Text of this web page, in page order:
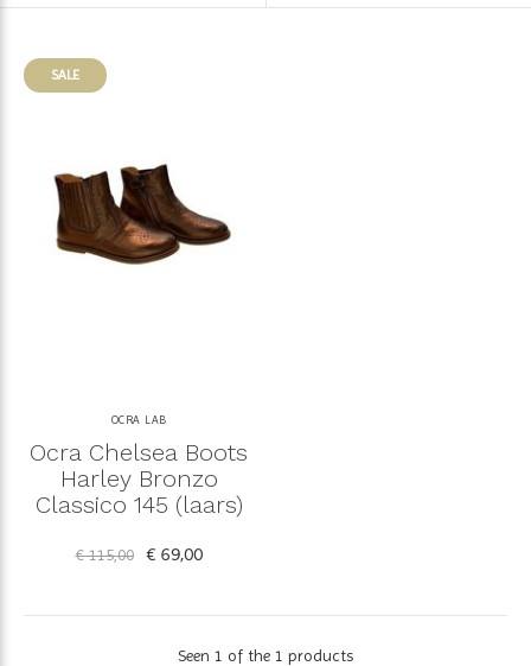
SALE
OCRA LAB
Ocra Chelsea Boots
Harley Bronzo
Classico 145 (laars)
€ 115,00 € 69,00
Seen 1 of the 1 products